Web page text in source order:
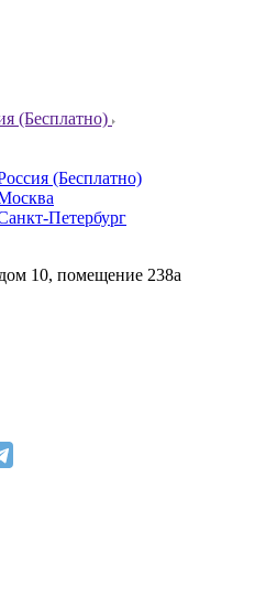
(Бесплатно)
(Бесплатно)
Петербург
10, помещение 238а